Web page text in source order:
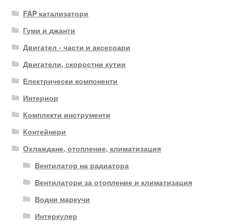
FAP катализатори
Гуми и джанти
Двигател - части и аксесоари
Двигатели, скоростни кутии
Електрически компоненти
Интериор
Комплекти инструменти
Контейнери
Охлаждане, отопление, климатизация
Вентилатор на радиатора
Вентилатори за отопление и климатизация
Водни маркучи
Интеркулер